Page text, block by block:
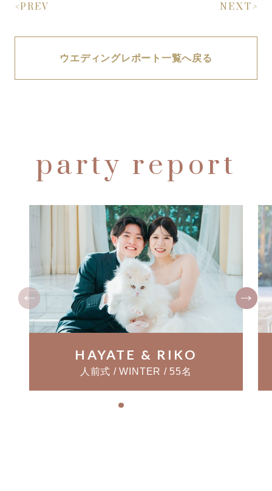
<PREV NEXT>
ウエディングレポート一覧へ戻る
party report
HAYATE & RIKO
人前式 / WINTER / 55名